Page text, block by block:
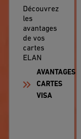
Découvrez
les
avantages
de vos
cartes
ELAN
AVANTAGES
CARTES
VISA